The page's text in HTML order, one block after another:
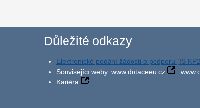
Důležité odkazy
Elektronické podání žádosti o podporu (IS
Související weby: www.dotaceeu.cz |
Kariéra